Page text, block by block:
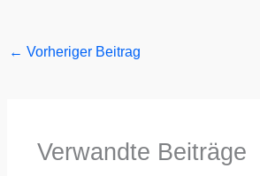
← Vorheriger Beitrag
Verwandte Beiträge